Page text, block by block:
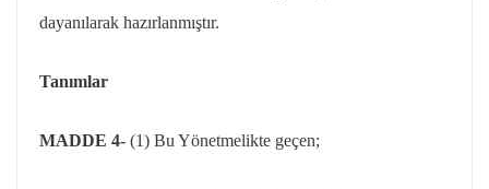
dayanılarak hazırlanmıştır.
Tanımlar
MADDE 4- (1) Bu Yönetmelikte geçen;